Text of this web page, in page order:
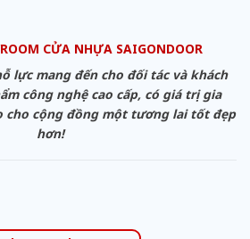
CỬA NHỰA SAIGONDOOR
lực mang đến cho đối tác và khách
công nghệ cao cấp, có giá trị gia
cho cộng đồng một tương lai tốt đẹp
hơn!